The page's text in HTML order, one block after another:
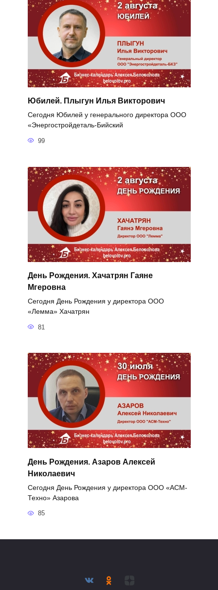
Юбилей. Плыгун Илья Викторович
Сегодня Юбилей у генерального директора ООО
«Энергостройдеталь-Бийский
99
День Рождения. Хачатрян Гаяне
Мгеровна
Сегодня День Рождения у директора ООО
«Лемма» Хачатрян
81
День Рождения. Азаров Алексей
Николаевич
Сегодня День Рождения у директора ООО «АСМ-
Техно» Азарова
85